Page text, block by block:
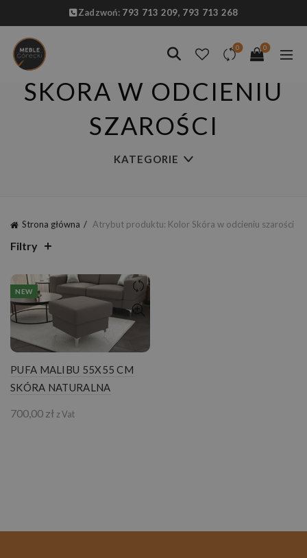
Zadzwoń: 793 713 209, 793 713 268
0 0
SKÓRA W ODCIENIU
SZAROŚCI
KATEGORIE
Strona główna Atrybut produktu: Kolor Skóra w odcieniu szarości
Filtry
NEW
PUFA MALIBU 55X55 CM
SKÓRA NATURALNA
700,00 zł z Vat